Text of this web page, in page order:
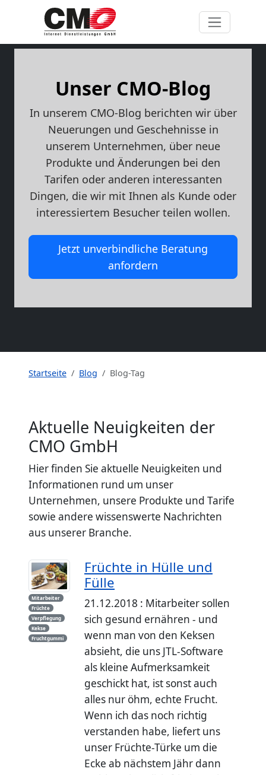
Unser CMO-Blog
In unserem CMO-Blog berichten wir über
Neuerungen und Geschehnisse in
unserem Unternehmen, über neue
Produkte und Änderungen bei den
Tarifen oder anderen interessanten
Dingen, die wir mit Ihnen als Kunde oder
interessiertem Besucher teilen wollen.
Jetzt unverbindliche Beratung
anfordern
Startseite Blog Blog-Tag
Aktuelle Neuigkeiten der
CMO GmbH
Hier finden Sie aktuelle Neuigkeiten und
Informationen rund um unser
Unternehmen, unsere Produkte und Tarife
sowie andere wissenswerte Nachrichten
aus unserer Branche.
Mitarbeiter
Früchte
Verpflegung
Kekse
Fruchtgummi
Früchte in Hülle und
Fülle
21.12.2018 : Mitarbeiter sollen
sich gesund ernähren - und
wenn man von den Keksen
absieht, die uns JTL-Software
als kleine Aufmerksamkeit
geschickt hat, ist sonst auch
alles nur öhm, echte Frucht.
Wenn ich das noch richtig
verstanden habe, liefert uns
unser Früchte-Türke um die
Ecke ab nächstem Jähr dann